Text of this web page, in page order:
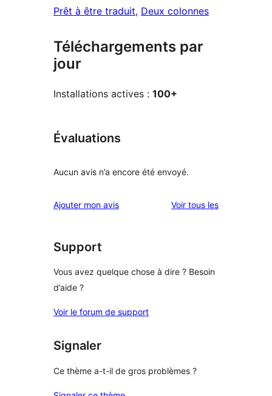
Prêt à être traduit, Deux colonnes
Téléchargements par
jour
Installations actives : 100+
Évaluations
Aucun avis n’a encore été envoyé.
Ajouter mon avis Voir tous lesavis
Support
Vous avez quelque chose à dire ? Besoin
d’aide ?
Voir le forum de support
Signaler
Ce thème a-t-il de gros problèmes ?